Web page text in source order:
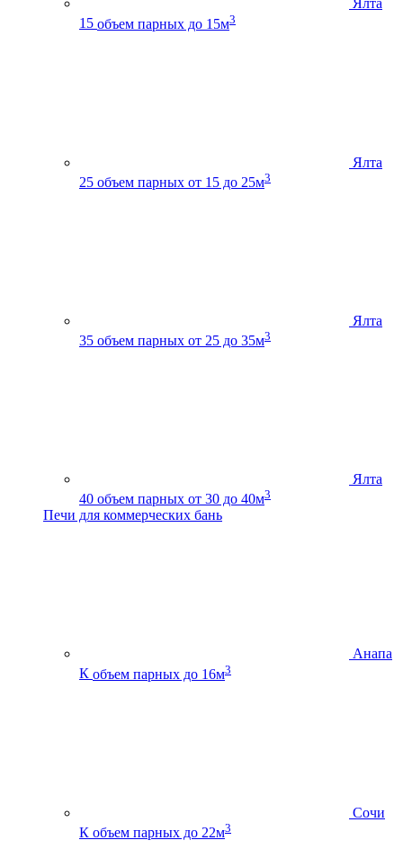
Ялта
15 объем парных до 15м3
Ялта
25 объем парных от 15 до 25м3
Ялта
35 объем парных от 25 до 35м3
Ялта
40 объем парных от 30 до 40м3
Печи для коммерческих бань
Анапа
К объем парных до 16м3
Сочи
К объем парных до 22м3